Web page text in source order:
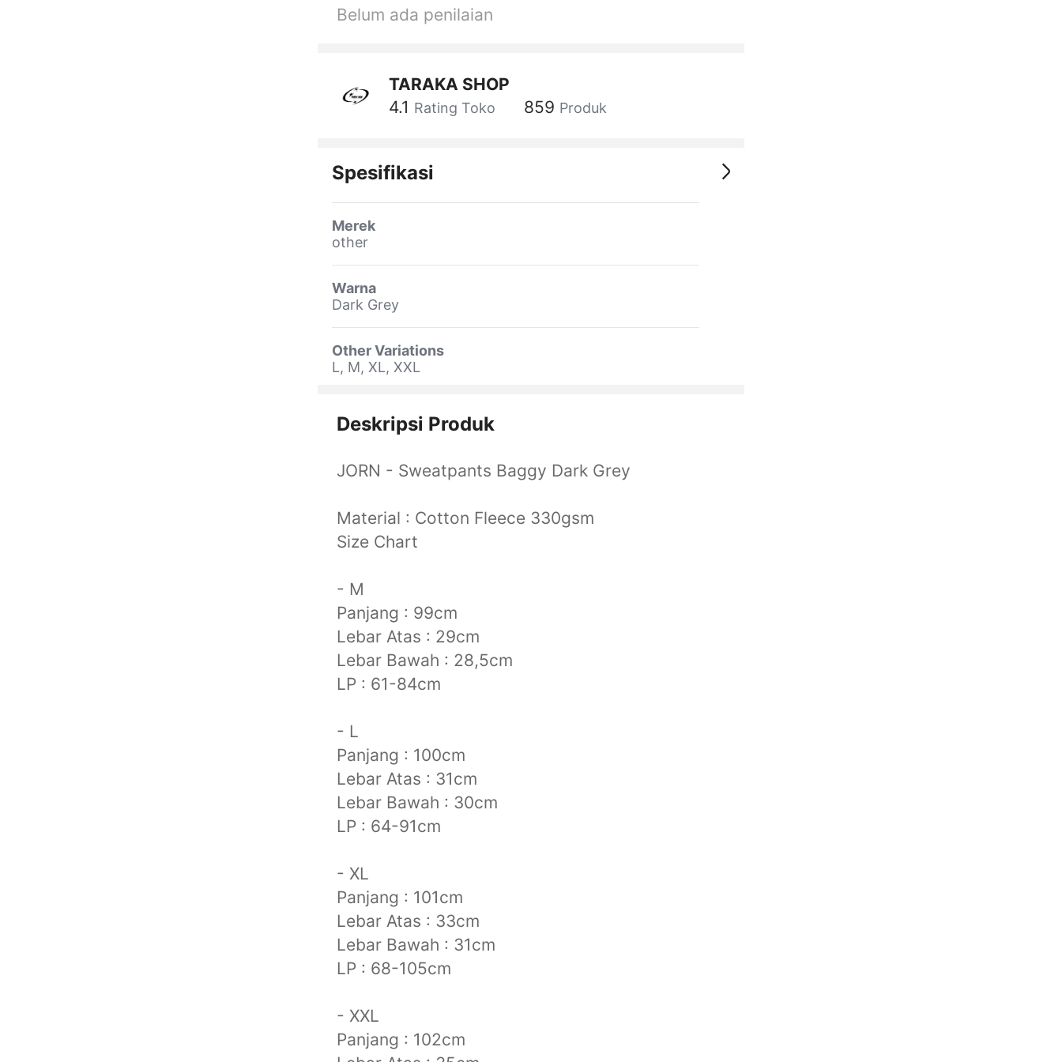
Belum ada penilaian
TARAKA SHOP
4.1 Rating Toko 859 Produk
Spesifikasi
Merek
other
Warna
Dark Grey
Other Variations
L, M, XL, XXL
Deskripsi Produk
JORN - Sweatpants Baggy Dark Grey
Material : Cotton Fleece 330gsm
Size Chart
- M
Panjang : 99cm
Lebar Atas : 29cm
Lebar Bawah : 28,5cm
LP : 61-84cm
- L
Panjang : 100cm
Lebar Atas : 31cm
Lebar Bawah : 30cm
LP : 64-91cm
- XL
Panjang : 101cm
Lebar Atas : 33cm
Lebar Bawah : 31cm
LP : 68-105cm
- XXL
Panjang : 102cm